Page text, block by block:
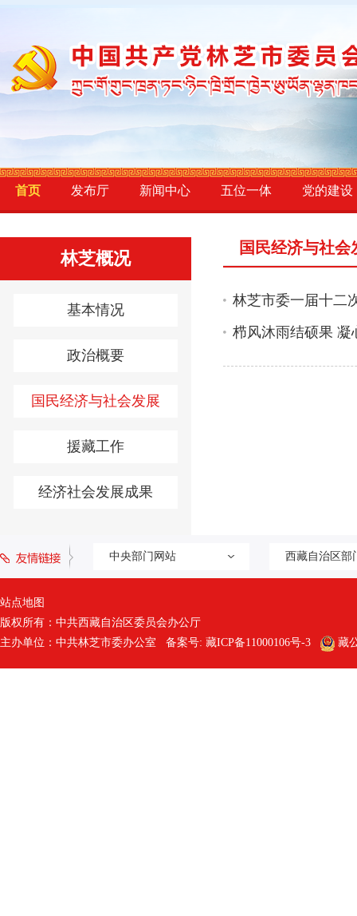
首页 发布厅 新闻中心 五位一体 党的建设
林芝概况
基本情况
政治概要
国民经济与社会发展
援藏工作
经济社会发展成果
国民经济与社会
林芝市委一届十二
栉风沐雨结硕果 凝
中央部门网站 西藏自治区部
站点地图
版权所有：中共西藏自治区委员会办公厅
主办单位：中共林芝市委办公室 备案号: 藏ICP备11000106号-3 藏